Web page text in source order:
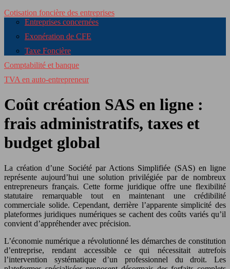
Cotisation foncière des entreprises
Entreprises concernées
Exonération de CFE
Taxe Foncière
Comptabilité et banque
TVA en auto-entrepreneur
Coût création SAS en ligne :
frais administratifs, taxes et
budget global
La création d’une Société par Actions Simplifiée (SAS) en ligne
représente aujourd’hui une solution privilégiée par de nombreux
entrepreneurs français. Cette forme juridique offre une flexibilité
statutaire remarquable tout en maintenant une crédibilité
commerciale solide. Cependant, derrière l’apparente simplicité des
plateformes juridiques numériques se cachent des coûts variés qu’il
convient d’appréhender avec précision.
L’économie numérique a révolutionné les démarches de constitution
d’entreprise, rendant accessible ce qui nécessitait autrefois
l’intervention systématique d’un professionnel du droit. Les